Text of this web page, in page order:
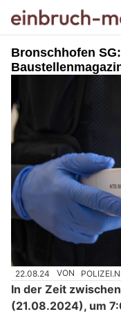
Bronschhofen
22.08.24 VON
In der Zeit
(21.08.2024), um